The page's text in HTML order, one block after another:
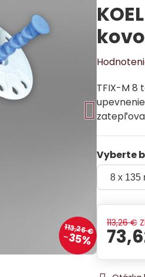
113,26 €
35%
TFIX-M 8
Vyberte
113,26 €